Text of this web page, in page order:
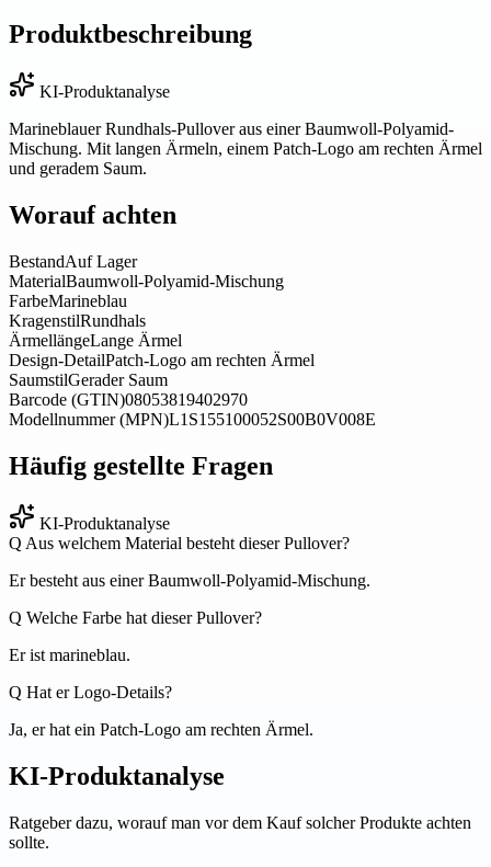
Produktbeschreibung
KI-Produktanalyse
Marineblauer Rundhals-Pullover aus einer Baumwoll-Polyamid-
Mischung. Mit langen Ärmeln, einem Patch-Logo am rechten Ärmel
und geradem Saum.
Worauf achten
BestandAuf Lager
MaterialBaumwoll-Polyamid-Mischung
FarbeMarineblau
KragenstilRundhals
ÄrmellängeLange Ärmel
Design-DetailPatch-Logo am rechten Ärmel
SaumstilGerader Saum
Barcode (GTIN)08053819402970
Modellnummer (MPN)L1S155100052S00B0V008E
Häufig gestellte Fragen
KI-Produktanalyse
Q Aus welchem Material besteht dieser Pullover?
Er besteht aus einer Baumwoll-Polyamid-Mischung.
Q Welche Farbe hat dieser Pullover?
Er ist marineblau.
Q Hat er Logo-Details?
Ja, er hat ein Patch-Logo am rechten Ärmel.
KI-Produktanalyse
Ratgeber dazu, worauf man vor dem Kauf solcher Produkte achten
sollte.